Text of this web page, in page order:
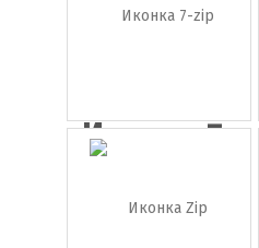
Иконка 7-